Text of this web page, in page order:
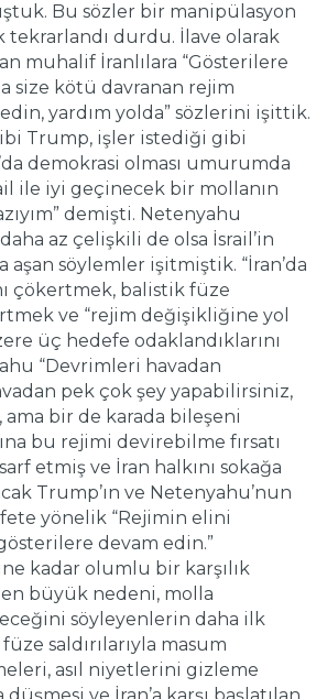
Bu sözler bir manipülasyon
tekrarlandı durdu. İlave olarak
muhalif İranlılara “Gösterilere
size kötü davranan rejim
yardım yolda” sözlerini işittik.
Trump, işler istediği gibi
demokrasi olması umurumda
ile iyi geçinecek bir mollanın
demişti. Netenyahu
az çelişkili de olsa İsrail’in
aşan söylemler işitmiştik. “İran’da
çökertmek, balistik füze
ve “rejim değişikliğine yol
üç hedefe odaklandıklarını
“Devrimleri havadan
pek çok şey yapabilirsiniz,
ama bir de karada bileşeni
bu rejimi devirebilme fırsatı
etmiş ve İran halkını sokağa
Trump’ın ve Netenyahu’nun
yönelik “Rejimin elini
devam edin.”
kadar olumlu bir karşılık
büyük nedeni, molla
söyleyenlerin daha ilk
saldırılarıyla masum
asıl niyetlerini gizleme